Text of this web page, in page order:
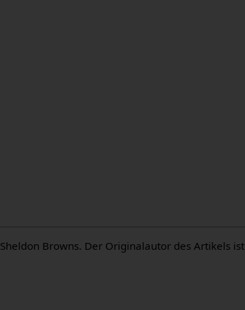
Sheldon Browns. Der Originalautor des Artikels ist